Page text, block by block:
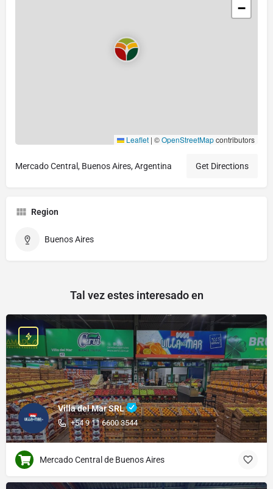
−
Leaflet | ©OpenStreetMapcontributors
Mercado Central, Buenos Aires, Argentina Get Directions
Region
Buenos Aires
Tal vez estes interesado en
Villa del Mar SRL
+54 9 11 6600 3544
Mercado Central de Buenos Aires